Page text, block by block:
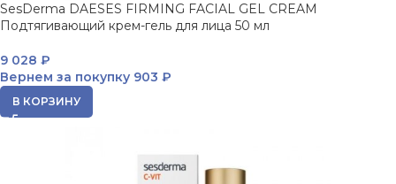
SesDerma DAESES FIRMING FACIAL GEL CREAM
Подтягивающий крем-гель для лица 50 мл
9 028 ₽
Вернем за покупку 903 ₽
В КОРЗИНУ